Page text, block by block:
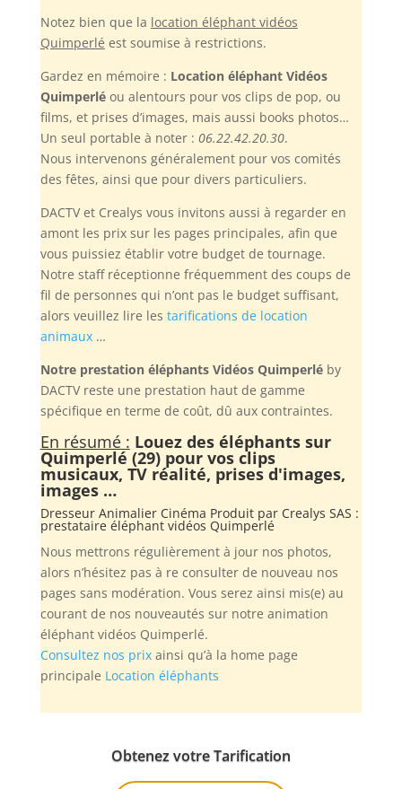
Notez bien que la location éléphant vidéos
Quimperlé est soumise à restrictions.
Gardez en mémoire : Location éléphant Vidéos
Quimperléou alentours pour vos clips de pop, ou
films, et prises d’images, mais aussi books photos…
Un seul portable à noter : 06.22.42.20.30.
Nous intervenons généralement pour vos comités
des fêtes, ainsi que pour divers particuliers.
DACTV et Crealys vous invitons aussi à regarder en
amont les prix sur les pages principales, afin que
vous puissiez établir votre budget de tournage.
Notre staff réceptionne fréquemment des coups de
fil de personnes qui n’ont pas le budget suffisant,
alors veuillez lire les tarifications de location
animaux…
Notre prestation éléphants Vidéos Quimperléby
DACTV reste une prestation haut de gamme
spécifique en terme de coût, dû aux contraintes.
En résumé : Louez des éléphants sur
Quimperlé (29) pour vos clips
musicaux, TV réalité, prises d'images,
images …
Dresseur Animalier Cinéma Produit par Crealys SAS :
prestataire éléphant vidéos Quimperlé
Nous mettrons régulièrement à jour nos photos,
alors n’hésitez pas à re consulter de nouveau nos
pages sans modération. Vous serez ainsi mis(e) au
courant de nos nouveautés sur notre animation
éléphant vidéos Quimperlé.
Consultez nos prixainsi qu’à la home page
principale Location éléphants
Obtenez votre Tarification